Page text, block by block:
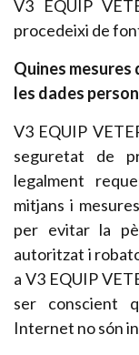
V3 EQUIP
procedeixi de
Quines
les dades
V3 EQUIP
seguretat de
legalment
mitjans i
per evitar la
autoritzat i
a V3 EQUIP
ser conscient
Internet no són